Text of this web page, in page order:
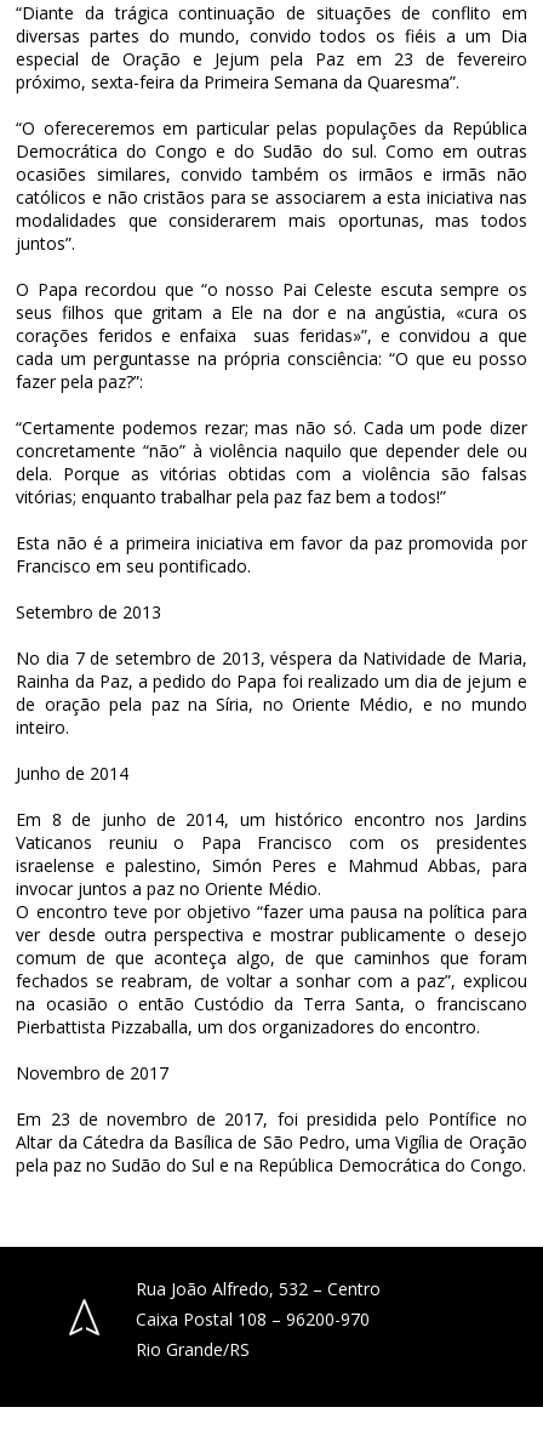
“Diante da trágica continuação de situações de conflito em
diversas partes do mundo, convido todos os fiéis a um Dia
especial de Oração e Jejum pela Paz em 23 de fevereiro
próximo, sexta-feira da Primeira Semana da Quaresma”.
“O ofereceremos em particular pelas populações da República
Democrática do Congo e do Sudão do sul. Como em outras
ocasiões similares, convido também os irmãos e irmãs não
católicos e não cristãos para se associarem a esta iniciativa nas
modalidades que considerarem mais oportunas, mas todos
juntos”.
O Papa recordou que “o nosso Pai Celeste escuta sempre os
seus filhos que gritam a Ele na dor e na angústia, «cura os
corações feridos e enfaixa suas feridas»”, e convidou a que
cada um perguntasse na própria consciência: “O que eu posso
fazer pela paz?”:
“Certamente podemos rezar; mas não só. Cada um pode dizer
concretamente “não” à violência naquilo que depender dele ou
dela. Porque as vitórias obtidas com a violência são falsas
vitórias; enquanto trabalhar pela paz faz bem a todos!”
Esta não é a primeira iniciativa em favor da paz promovida por
Francisco em seu pontificado.
Setembro de 2013
No dia 7 de setembro de 2013, véspera da Natividade de Maria,
Rainha da Paz, a pedido do Papa foi realizado um dia de jejum e
de oração pela paz na Síria, no Oriente Médio, e no mundo
inteiro.
Junho de 2014
Em 8 de junho de 2014, um histórico encontro nos Jardins
Vaticanos reuniu o Papa Francisco com os presidentes
israelense e palestino, Simón Peres e Mahmud Abbas, para
invocar juntos a paz no Oriente Médio.
O encontro teve por objetivo “fazer uma pausa na política para
ver desde outra perspectiva e mostrar publicamente o desejo
comum de que aconteça algo, de que caminhos que foram
fechados se reabram, de voltar a sonhar com a paz”, explicou
na ocasião o então Custódio da Terra Santa, o franciscano
Pierbattista Pizzaballa, um dos organizadores do encontro.
Novembro de 2017
Em 23 de novembro de 2017, foi presidida pelo Pontífice no
Altar da Cátedra da Basílica de São Pedro, uma Vigília de Oração
pela paz no Sudão do Sul e na República Democrática do Congo.
Rua João Alfredo, 532 – Centro
Caixa Postal 108 – 96200-970
Rio Grande/RS